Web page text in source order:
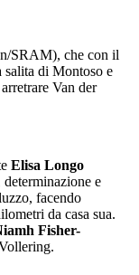
SRAM), che con il
salita di Montoso e
Van der
Elisa Longo
e
facendo
da casa sua.
Fisher-